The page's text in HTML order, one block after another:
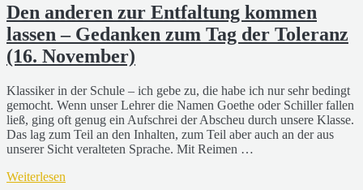
Den anderen zur Entfaltung kommen
lassen – Gedanken zum Tag der Toleranz
(16. November)
Klassiker in der Schule – ich gebe zu, die habe ich nur sehr bedingt
gemocht. Wenn unser Lehrer die Namen Goethe oder Schiller fallen
ließ, ging oft genug ein Aufschrei der Abscheu durch unsere Klasse.
Das lag zum Teil an den Inhalten, zum Teil aber auch an der aus
unserer Sicht veralteten Sprache. Mit Reimen …
Weiterlesen